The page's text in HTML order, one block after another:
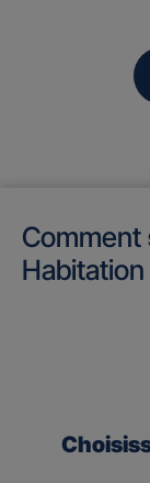
Comment
Habitation